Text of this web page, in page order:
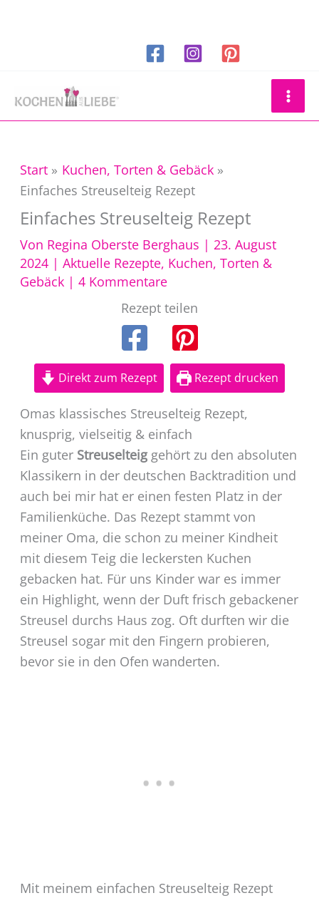
Start
Kuchen, Torten & Gebäck
Einfaches Streuselteig Rezept
Einfaches Streuselteig Rezept
Von Regina Oberste Berghaus | 23. August
2024 | Aktuelle Rezepte, Kuchen, Torten &
Gebäck| 4 Kommentare
Rezept teilen
Direkt zum Rezept Rezept drucken
Omas klassisches Streuselteig Rezept,
knusprig, vielseitig & einfach
Ein guter Streuselteiggehört zu den absoluten
Klassikern in der deutschen Backtradition und
auch bei mir hat er einen festen Platz in der
Familienküche. Das Rezept stammt von
meiner Oma, die schon zu meiner Kindheit
mit diesem Teig die leckersten Kuchen
gebacken hat. Für uns Kinder war es immer
ein Highlight, wenn der Duft frisch gebackener
Streusel durchs Haus zog. Oft durften wir die
Streusel sogar mit den Fingern probieren,
bevor sie in den Ofen wanderten.
Mit meinem einfachen Streuselteig Rezept